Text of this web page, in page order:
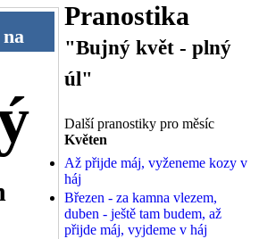
Pranostika
"Bujný květ - plný
úl"
Další pranostiky pro měsíc
Květen
Až přijde máj, vyženeme kozy v
háj
Březen - za kamna vlezem,
duben - ještě tam budem, až
přijde máj, vyjdeme v háj